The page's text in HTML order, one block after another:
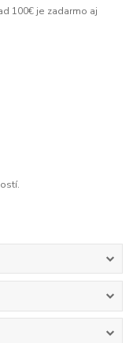
100€ je zadarmo aj